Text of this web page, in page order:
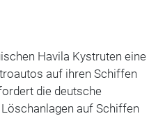
Havila Kystruten eine
auf ihren Schiffen
die deutsche
auf Schiffen